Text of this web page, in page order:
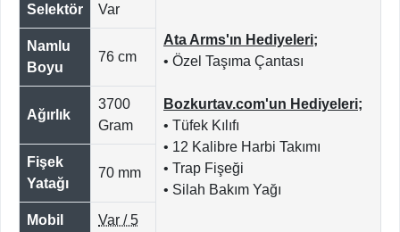
Selektör
Var
Ata Arms'ın Hediyeleri;
• Özel Taşıma Çantası
Bozkurtav.com'un Hediyeleri;
• Tüfek Kılıfı
• 12 Kalibre Harbi Takımı
• Trap Fişeği
• Silah Bakım Yağı
Namlu
Boyu
76 cm
Ağırlık
3700
Gram
Fişek
Yatağı
70 mm
Mobil
Var / 5